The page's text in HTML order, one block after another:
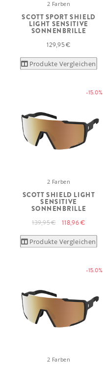
2 Farben
SCOTT SPORT SHIELD
LIGHT SENSITIVE
SONNENBRILLE
129,95 €
Produkte Vergleichen
-15.0%
2 Farben
SCOTT SHIELD LIGHT
SENSITIVE
SONNENBRILLE
139,95 € 118,96 €
Produkte Vergleichen
-15.0%
2 Farben